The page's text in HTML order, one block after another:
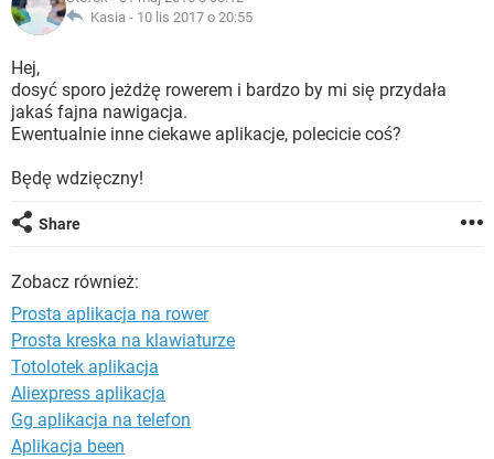
WINDOWS 10
IOS
INSTAGRAM
WINDOWS 10
GRY
SPOTIFY
INSTAGRAM
ARTYKUŁY
COVID-19
GRY WHATSAPP
SPOTIFY NETFLIX
INSTAGRAM
WINDOWS 10
Kasia - 10 lis 2017 o 20:55
Hej,
dosyć sporo jeżdżę rowerem i bardzo by mi się przydała
jakaś fajna nawigacja.
Ewentualnie inne ciekawe aplikacje, polecicie coś?
Będę wdzięczny!
Share
Zobacz również:
Prosta aplikacja na rower
Prosta kreska na klawiaturze
Totolotek aplikacja
Aliexpress aplikacja
Gg aplikacja na telefon
Aplikacja been